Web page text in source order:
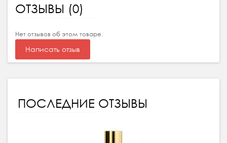
ОТЗЫВЫ (0)
Нет отзывов об этом товаре.
Написать отзыв
ПОСЛЕДНИЕ ОТЗЫВЫ